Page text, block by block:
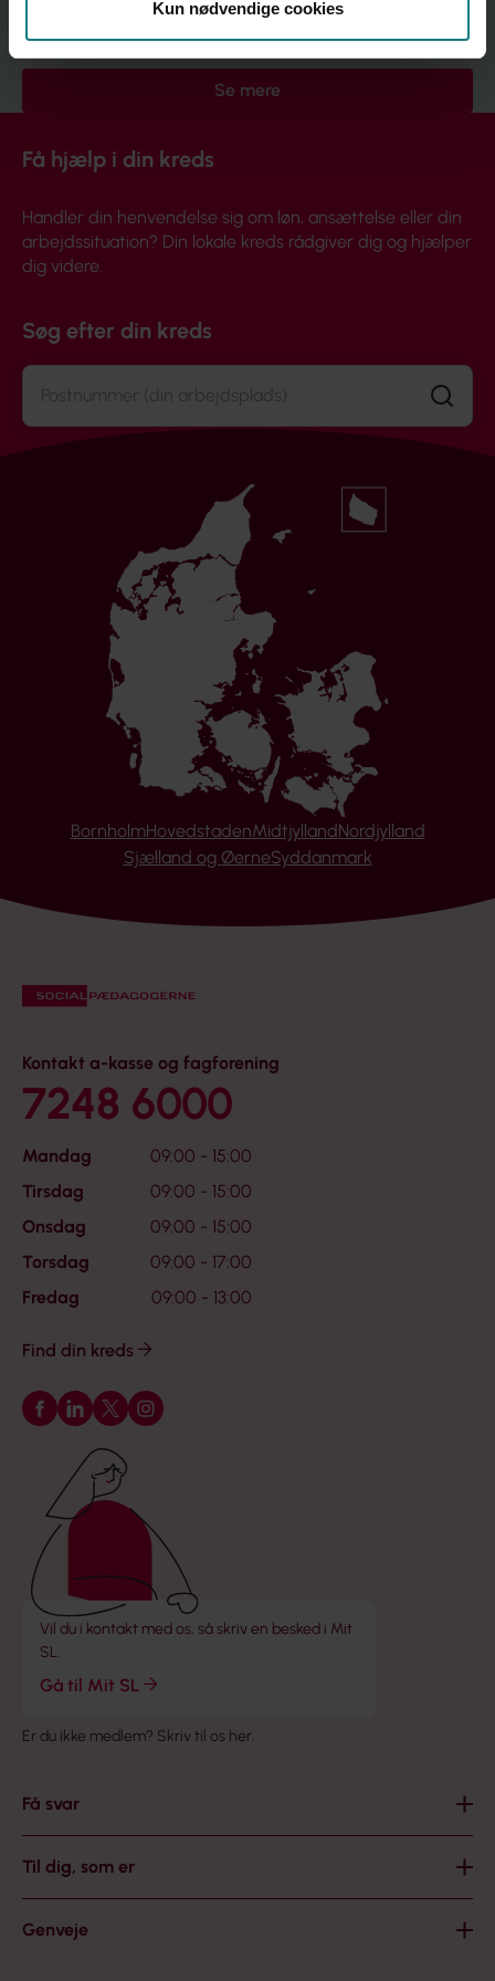
Kun nødvendige cookies
Se mere
Få hjælp i din kreds
Handler din henvendelse sig om løn, ansættelse eller din
arbejdssituation? Din lokale kreds rådgiver dig og hjælper
dig videre.
Søg efter din kreds
Søg
BornholmHovedstadenMidtjyllandNordjylland
Sjælland og ØerneSyddanmark
Kontakt a-kasse og fagforening
7248 6000
Mandag
09:00 - 15:00
Tirsdag
09:00 - 15:00
Onsdag
09:00 - 15:00
Torsdag
09:00 - 17:00
Fredag
09:00 - 13:00
Find din kreds
Følg os på Facebook
Følg os på LinkedIn
Følg os på X
Følg os på Instagram
Vil du i kontakt med os, så skriv en besked i Mit
SL.
Gå til Mit SL
Er du ikke medlem? Skriv til os her.
Få svar
Til dig, som er
Genveje